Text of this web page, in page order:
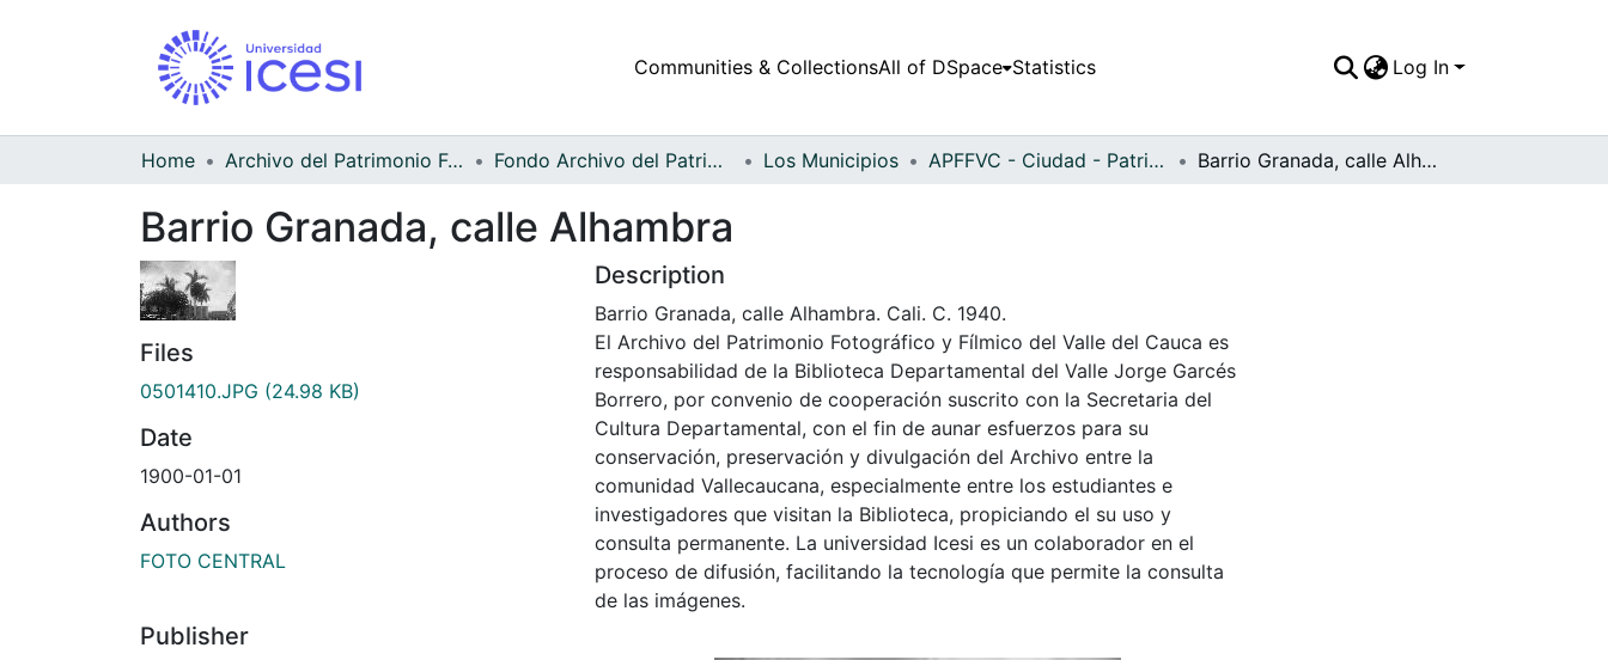
Communities & CollectionsAll of DSpace Statistics Log In
Home Archivo del Patrimonio Fotográfico y Fílmico del Valle del Cauca Fondo Archivo del Patrimonio Fotográfico y Fílmico del Valle del Cauca Los Municipios APFFVC - Ciudad - Patrimonial Barrio Granada, calle Alhambra
Barrio Granada, calle Alhambra
Files
0501410.JPG (24.98 KB)
Date
1900-01-01
Authors
FOTO CENTRAL
Publisher
Description
Barrio Granada, calle Alhambra. Cali. C. 1940.
El Archivo del Patrimonio Fotográfico y Fílmico del Valle del Cauca es
responsabilidad de la Biblioteca Departamental del Valle Jorge Garcés
Borrero, por convenio de cooperación suscrito con la Secretaria del
Cultura Departamental, con el fin de aunar esfuerzos para su
conservación, preservación y divulgación del Archivo entre la
comunidad Vallecaucana, especialmente entre los estudiantes e
investigadores que visitan la Biblioteca, propiciando el su uso y
consulta permanente. La universidad Icesi es un colaborador en el
proceso de difusión, facilitando la tecnología que permite la consulta
de las imágenes.